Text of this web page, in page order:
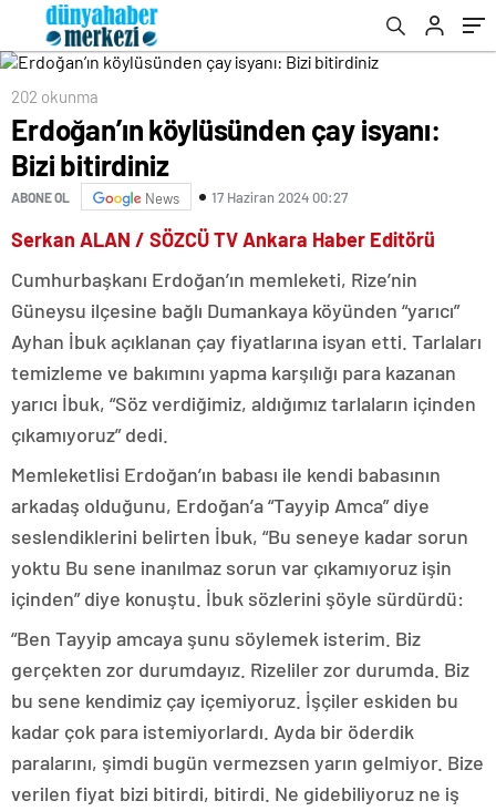
202 okunma
Erdoğan’ın köylüsünden çay isyanı:
Bizi bitirdiniz
ABONE OL News 17 Haziran 2024 00:27
Serkan ALAN / SÖZCÜ TV Ankara Haber Editörü
Cumhurbaşkanı Erdoğan’ın memleketi, Rize’nin
Güneysu ilçesine bağlı Dumankaya köyünden “yarıcı”
Ayhan İbuk açıklanan çay fiyatlarına isyan etti. Tarlaları
temizleme ve bakımını yapma karşılığı para kazanan
yarıcı İbuk, “Söz verdiğimiz, aldığımız tarlaların içinden
çıkamıyoruz” dedi.
Memleketlisi Erdoğan’ın babası ile kendi babasının
arkadaş olduğunu, Erdoğan’a “Tayyip Amca” diye
seslendiklerini belirten İbuk, “Bu seneye kadar sorun
yoktu Bu sene inanılmaz sorun var çıkamıyoruz işin
içinden” diye konuştu. İbuk sözlerini şöyle sürdürdü:
“Ben Tayyip amcaya şunu söylemek isterim. Biz
gerçekten zor durumdayız. Rizeliler zor durumda. Biz
bu sene kendimiz çay içemiyoruz. İşçiler eskiden bu
kadar çok para istemiyorlardı. Ayda bir öderdik
paralarını, şimdi bugün vermezsen yarın gelmiyor. Bize
verilen fiyat bizi bitirdi, bitirdi. Ne gidebiliyoruz ne iş